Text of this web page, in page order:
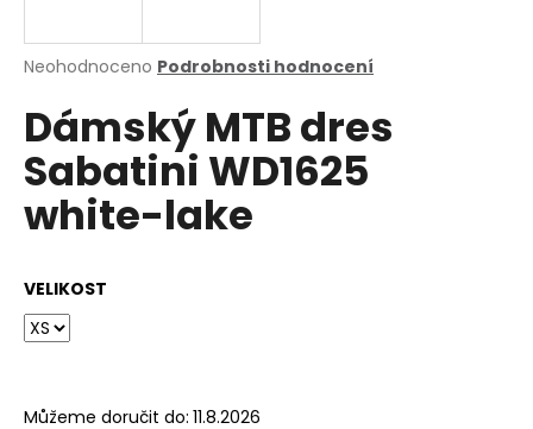
Průměrné
produktu
je
0,0
z
5
hvězdiček.
Neohodnoceno Podrobnosti hodnocení
Dámský MTB dres
Sabatini WD1625
white-lake
VELIKOST
Můžeme doručit do: 11.8.2026
j
t
?
o